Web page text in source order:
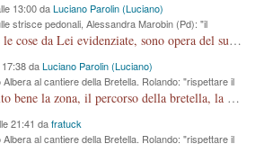
13:00 daLuciano Parolin (Luciano)
strisce pedonali, Alessandra Marobin (Pd): "il
Consigliera Marobin, tutte le cose da Lei evidenziate, sono opera del suo ex Assessore e compagno di Partito Antonio Marco Dalla Pozza Assessore alla "progettazione" di piste ciclabili e altre porcherie. A lui manderei il conto da saldare per incidenti e danni alle persone. E' ora che "finiamola." Avete perso rassegnatevi. qui IL SINDACO RUCCO NON C'ENTRA PER NIENTE. CAPITO!!!!!!!! Amen.
daLuciano Parolin (Luciano)
al cantiere della Bretella. Rolando: "rispettare il
Caro fratuck, conosco molto bene la zona, il percorso della bretella, la situazione dei cittadini, abito in Viale Trento. A partire dal 2003 ho partecipato al Comitato di Maddalene pro bretella, e a riunioni propositive per apportare modifiche al progetto. Numerose mie foto del territorio sono arrivate a Roma, altri miei interventi (non graditi dalla Sx) sono stati pubblicati dal GdV, assieme ad altri come Ciro Asproso, ora favorevole alla bretella. Ho partecipato alla raccolta firme per la chiusura della strada x 5 giorni eseguita dal Sindaco Hullwech per sforamento 180 Micro/g. Pertanto come impegno per la tematica sono apposto con la coscienza. Ora il Progetto è partito, fine! Voglio dire che la nuova Giunta "comunale" non c'entra più. L'opera sarà "malauguratamente" eseguita, ma non con il mio placet. Il Consigliere Comunale dovrebbe capire che la campagna elettorale è finita, con buona pace di tutti. Quello che invece dovrebbe interessare è la proprietà della strada, dall'uscita autostradale Ovest, sino alla Rotatoria dell'Albara, vi sono tre possessori: Autostrade SpA; La Provincia, il Comune. Come la mettiamo per il futuro ? I costi, da 50 sono saliti a 100 milioni di € come dire 20 milioni a KM (!) da non credere. Comunque si farà. Ma nessuno canti Vittoria, anzi meglio non farne un ulteriore fatto "partitico" per questioni elettorali o di seggio. Se mi manda la sua mail, sono disponibile ad inviare i documenti e le foto sopra descritte. Con ossequi, Luciano Parolin
21:41 dafratuck
al cantiere della Bretella. Rolando: "rispettare il